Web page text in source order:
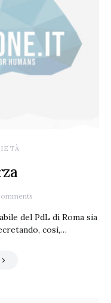
del PdL di Roma sia
così,…